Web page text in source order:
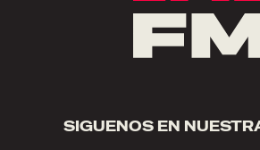
SIGUENOS EN